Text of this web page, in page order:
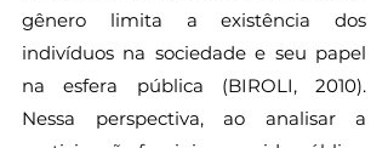
gênero limita a existência dos
indivíduos na sociedade e seu papel
na esfera pública (BIROLI, 2010).
Nessa perspectiva, ao analisar a